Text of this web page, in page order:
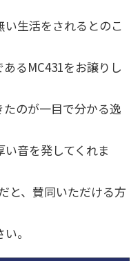
生活をされるとのこ
るMC431をお譲りし
たのが一目で分かる逸
音を発してくれま
と、賛同いただける方
。